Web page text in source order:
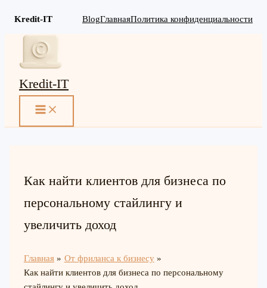
Kredit-IT BlogГлавнаяПолитика конфиденциальности
Перейти
содержимому
Kredit-IT
MAIN
Как найти клиентов для бизнеса по
персональному стайлингу и
увеличить доход
Главная
От фриланса к бизнесу
Как найти клиентов для бизнеса по персональному